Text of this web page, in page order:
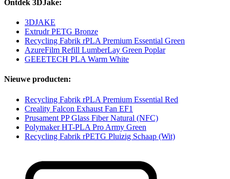
Ontdek 3DJake:
3DJAKE
Extrudr PETG Bronze
Recycling Fabrik rPLA Premium Essential Green
AzureFilm Refill LumberLay Green Poplar
GEEETECH PLA Warm White
Nieuwe producten:
Recycling Fabrik rPLA Premium Essential Red
Creality Falcon Exhaust Fan EF1
Prusament PP Glass Fiber Natural (NFC)
Polymaker HT-PLA Pro Army Green
Recycling Fabrik rPETG Pluizig Schaap (Wit)